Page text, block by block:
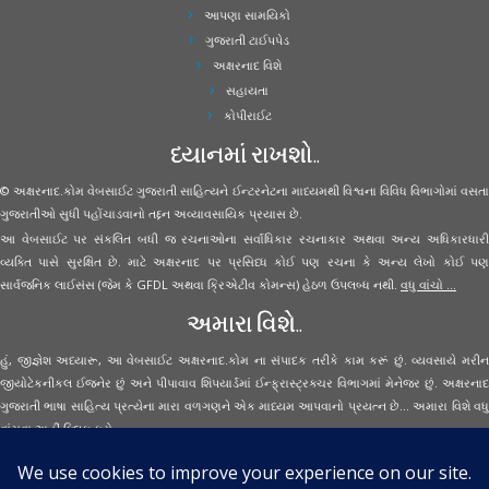
આપણા સામયિકો
ગુજરાતી ટાઈપપેડ
અક્ષરનાદ વિશે
સહાયતા
કોપીરાઈટ
ધ્યાનમાં રાખશો..
© અક્ષરનાદ.કોમ વેબસાઈટ ગુજરાતી સાહિત્યને ઈન્ટરનેટના માધ્યમથી વિશ્વના વિવિધ વિભાગોમાં વસતા
ગુજરાતીઓ સુધી પહોંચાડવાનો તદ્દન અવ્યાવસાયિક પ્રયાસ છે.
આ વેબસાઈટ પર સંકલિત બધી જ રચનાઓના સર્વાધિકાર રચનાકાર અથવા અન્ય અધિકારધારી
વ્યક્તિ પાસે સુરક્ષિત છે. માટે અક્ષરનાદ પર પ્રસિધ્ધ કોઈ પણ રચના કે અન્ય લેખો કોઈ પણ
સાર્વજનિક લાઈસંસ (જેમ કે GFDL અથવા ક્રિએટીવ કોમન્સ) હેઠળ ઉપલબ્ધ નથી. વધુ વાંચો ...
અમારા વિશે..
હું, જીજ્ઞેશ અધ્યારૂ, આ વેબસાઈટ અક્ષરનાદ.કોમ ના સંપાદક તરીકે કામ કરૂં છું. વ્યવસાયે મરીન
જીયોટેકનીકલ ઈજનેર છું અને પીપાવાવ શિપયાર્ડમાં ઈન્ફ્રાસ્ટ્રક્ચર વિભાગમાં મેનેજર છું. અક્ષરનાદ
ગુજરાતી ભાષા સાહિત્ય પ્રત્યેના મારા વળગણને એક માધ્યમ આપવાનો પ્રયત્ન છે... અમારા વિશે વધુ
વાંચવાઅહીં ક્લિક કરો...
Secured Site Assurance